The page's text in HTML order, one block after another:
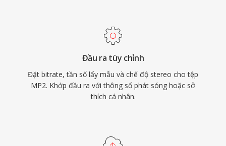
Đầu ra tùy chỉnh
Đặt bitrate, tần số lấy mẫu và chế độ stereo cho tệp
MP2. Khớp đầu ra với thông số phát sóng hoặc sở
thích cá nhân.